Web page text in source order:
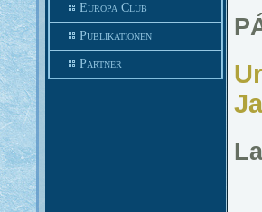
Europa Club
Publikationen
Partner